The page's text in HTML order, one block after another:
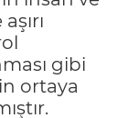
gibi
ortaya